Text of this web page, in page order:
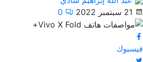
21 سبتمبر 2022
0
فيسبوك